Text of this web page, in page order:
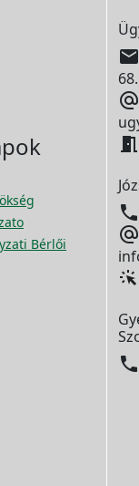
Bérlői

68.




